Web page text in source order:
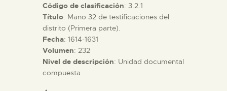
█
EL MUSEO
Código de clasificación: 3.2.1
Título: Mano 32 de testificaciones del
distrito (Primera parte).
Fecha: 1614-1631
Volumen: 232
Nivel de descripción: Unidad documental
compuesta